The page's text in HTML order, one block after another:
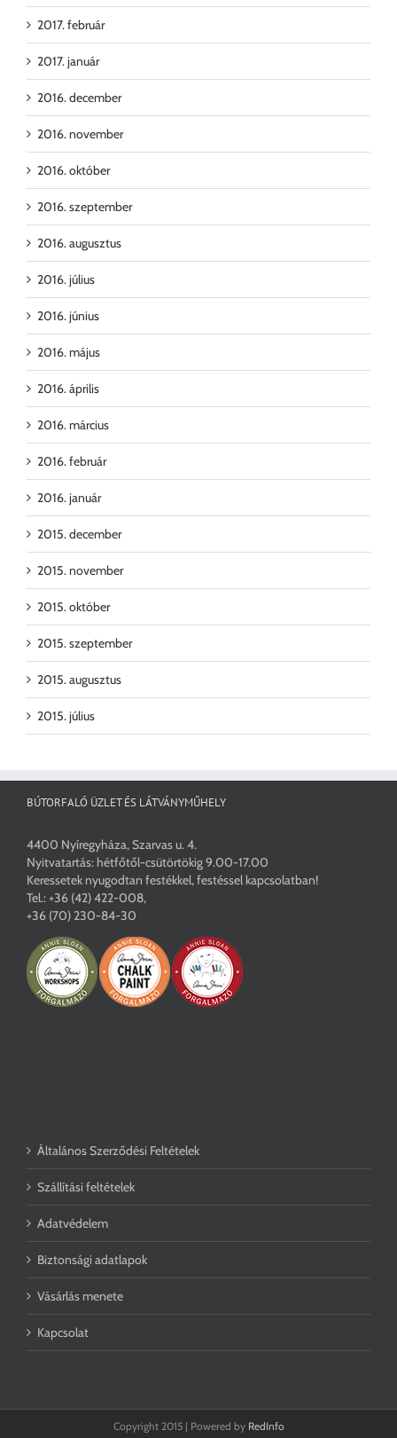
2017. február
2017. január
2016. december
2016. november
2016. október
2016. szeptember
2016. augusztus
2016. július
2016. június
2016. május
2016. április
2016. március
2016. február
2016. január
2015. december
2015. november
2015. október
2015. szeptember
2015. augusztus
2015. július
BÚTORFALÓ ÜZLET ÉS LÁTVÁNYMŰHELY
4400 Nyíregyháza, Szarvas u. 4.
Nyitvatartás: hétfőtől-csütörtökig 9.00-17.00
Keressetek nyugodtan festékkel, festéssel kapcsolatban!
Tel.:+36 (42) 422-008,
+36 (70) 230-84-30
Általános Szerződési Feltételek
Szállítási feltételek
Adatvédelem
Biztonsági adatlapok
Vásárlás menete
Kapcsolat
Copyright 2015 | Powered by RedInfo